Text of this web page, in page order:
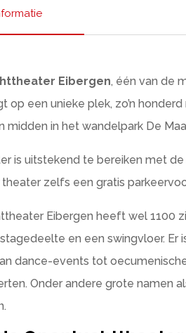
Eibergen, één van de
op een unieke plek, zo’n
midden in het wandelpark De
is uitstekend te bereiken met
zelfs een gratis
Eibergen heeft wel 1100
en een swingvloer.
dance-events tot
Onder andere grote namen